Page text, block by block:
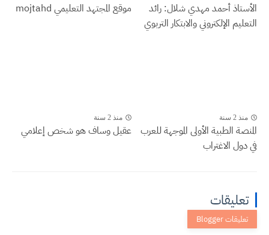
الأستاذ أحمد مهدي شلال: رائد
التعليم الإلكتروني والابتكار التربوي
موقع المجتهد التعليمي mojtahd
منذ 2 سنة
المنصة الطبية الأولى الموجهة للعرب
في دول الاغتراب
منذ 2 سنة
عقيل وساف هو شخص إعلامي
تعليقات